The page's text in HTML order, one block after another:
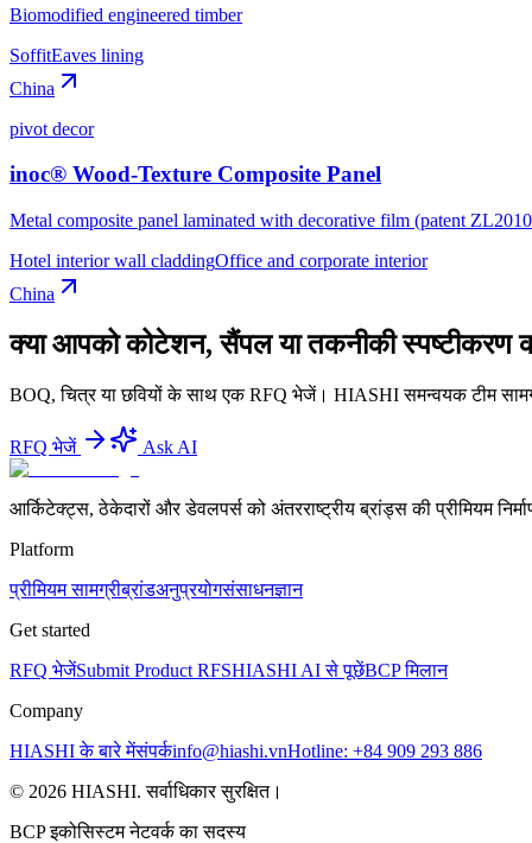
Biomodified engineered timber
SoffitEaves lining
China
pivot decor
inoc® Wood-Texture Composite Panel
Metal composite panel laminated with decorative film (patent
Hotel interior wall claddingOffice and corporate interior
China
क्या आपको कोटेशन, सैंपल या तकनीकी स्पष्टीकरण
BOQ, चित्र या छवियों के साथ एक RFQ भेजें। HIASHI समन्वयक टीम
RFQ भेजें Ask AI
आर्किटेक्ट्स, ठेकेदारों और डेवलपर्स को अंतरराष्ट्रीय ब्रांड्स की प्रीमियम
Platform
प्रीमियम सामग्रीब्रांडअनुप्रयोगसंसाधनज्ञान
Get started
RFQ भेजेंSubmit Product RFSHIASHI AI से पूछेंBCP मिलान
Company
HIASHI के बारे मेंसंपर्कinfo@hiashi.vnHotline: +84 909 293 886
© 2026 HIASHI. सर्वाधिकार सुरक्षित।
BCP इकोसिस्टम नेटवर्क का सदस्य